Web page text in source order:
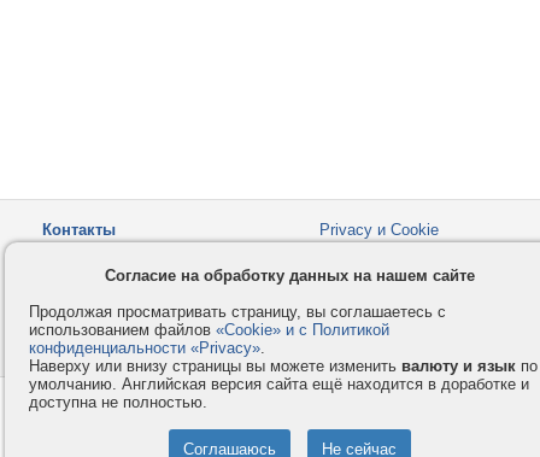
Контакты
Privacy и Cookie
Как оплатить
Форумы
© 2008-2026VMESTE.EU
Согласие на обработку данных на нашем сайте
Продолжая просматривать страницу, вы соглашаетесь с
использованием файлов «Cookie» и с Политикой
конфиденциальности «Privacy».
Наверху или внизу страницы вы можете изменить валюту и язык по
умолчанию. Английская версия сайта ещё находится в доработке и
доступна не полностью.